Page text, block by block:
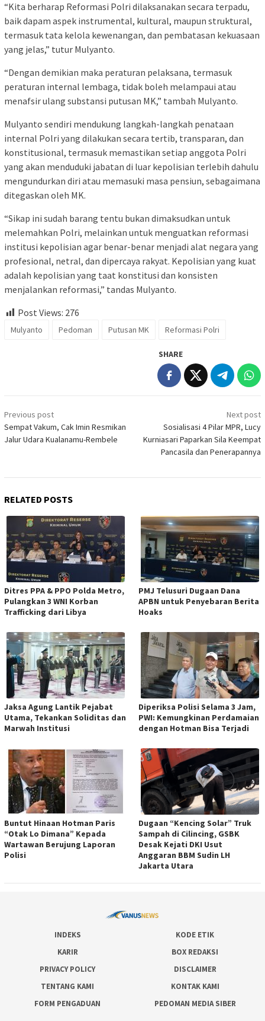
“Kita berharap Reformasi Polri dilaksanakan secara terpadu,
baik dapam aspek instrumental, kultural, maupun struktural,
termasuk tata kelola kewenangan, dan pembatasan kekuasaan
yang jelas,” tutur Mulyanto.
“Dengan demikian maka peraturan pelaksana, termasuk
peraturan internal lembaga, tidak boleh melampaui atau
menafsir ulang substansi putusan MK,” tambah Mulyanto.
Mulyanto sendiri mendukung langkah-langkah penataan
internal Polri yang dilakukan secara tertib, transparan, dan
konstitusional, termasuk memastikan setiap anggota Polri
yang akan menduduki jabatan di luar kepolisian terlebih dahulu
mengundurkan diri atau memasuki masa pensiun, sebagaimana
ditegaskan oleh MK.
“Sikap ini sudah barang tentu bukan dimaksudkan untuk
melemahkan Polri, melainkan untuk menguatkan reformasi
institusi kepolisian agar benar-benar menjadi alat negara yang
profesional, netral, dan dipercaya rakyat. Kepolisian yang kuat
adalah kepolisian yang taat konstitusi dan konsisten
menjalankan reformasi,” tandas Mulyanto.
Post Views: 276
Mulyanto Pedoman Putusan MK Reformasi Polri
SHARE
Post
navigation
Previous post
Sempat Vakum, Cak Imin Resmikan
Jalur Udara Kualanamu-Rembele
Next post
Sosialisasi 4 Pilar MPR, Lucy
Kurniasari Paparkan Sila Keempat
Pancasila dan Penerapannya
RELATED POSTS
Ditres PPA & PPO Polda Metro,
Pulangkan 3 WNI Korban
Trafficking dari Libya
PMJ Telusuri Dugaan Dana
APBN untuk Penyebaran Berita
Hoaks
Jaksa Agung Lantik Pejabat
Utama, Tekankan Soliditas dan
Marwah Institusi
Diperiksa Polisi Selama 3 Jam,
PWI: Kemungkinan Perdamaian
dengan Hotman Bisa Terjadi
Buntut Hinaan Hotman Paris
“Otak Lo Dimana” Kepada
Wartawan Berujung Laporan
Polisi
Dugaan “Kencing Solar” Truk
Sampah di Cilincing, GSBK
Desak Kejati DKI Usut
Anggaran BBM Sudin LH
Jakarta Utara
INDEKS
KODE ETIK
KARIR
BOX REDAKSI
PRIVACY POLICY
DISCLAIMER
TENTANG KAMI
KONTAK KAMI
FORM PENGADUAN
PEDOMAN MEDIA SIBER